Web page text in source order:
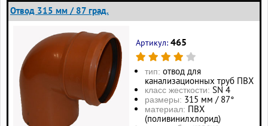
Отвод 315 мм / 87 град.
Артикул: 465
тип: отвод для
канализационных труб ПВХ
класс жесткости: SN 4
размеры: 315 мм / 87°
материал: ПВХ
(поливинилхлорид)